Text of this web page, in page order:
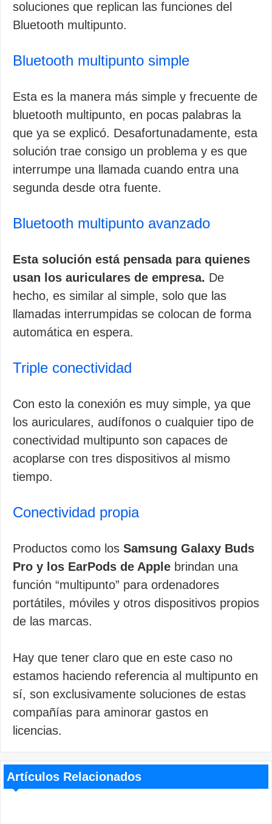
soluciones que replican las funciones del
Bluetooth multipunto.
Bluetooth multipunto simple
Esta es la manera más simple y frecuente de
bluetooth multipunto, en pocas palabras la
que ya se explicó. Desafortunadamente, esta
solución trae consigo un problema y es que
interrumpe una llamada cuando entra una
segunda desde otra fuente.
Bluetooth multipunto avanzado
Esta solución está pensada para quienes
usan los auriculares de empresa. De
hecho, es similar al simple, solo que las
llamadas interrumpidas se colocan de forma
automática en espera.
Triple conectividad
Con esto la conexión es muy simple, ya que
los auriculares, audífonos o cualquier tipo de
conectividad multipunto son capaces de
acoplarse con tres dispositivos al mismo
tiempo.
Conectividad propia
Productos como los Samsung Galaxy Buds
Pro y los EarPods de Apple brindan una
función “multipunto” para ordenadores
portátiles, móviles y otros dispositivos propios
de las marcas.
Hay que tener claro que en este caso no
estamos haciendo referencia al multipunto en
sí, son exclusivamente soluciones de estas
compañías para aminorar gastos en
licencias.
Artículos Relacionados